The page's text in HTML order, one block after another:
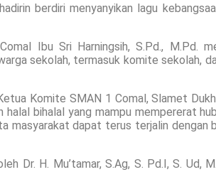
berdiri menyanyikan lagu
Ibu Sri Harningsih, S.Pd., M.Pd.
sekolah, termasuk komite sekolah,
Komite SMAN 1 Comal, Slamet
bihalal yang mampu mempererat
masyarakat dapat terus terjalin dengan
Dr. H. Mu’tamar, S.Ag, S. Pd.I, S. Ud,